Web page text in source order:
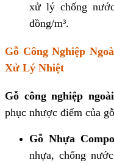
xử lý chống
đồng/m³.
Gỗ Công Nghiệp
Xử Lý Nhiệt
Gỗ công nghiệp
phục nhược điểm của
Gỗ Nhựa
nhựa, chống